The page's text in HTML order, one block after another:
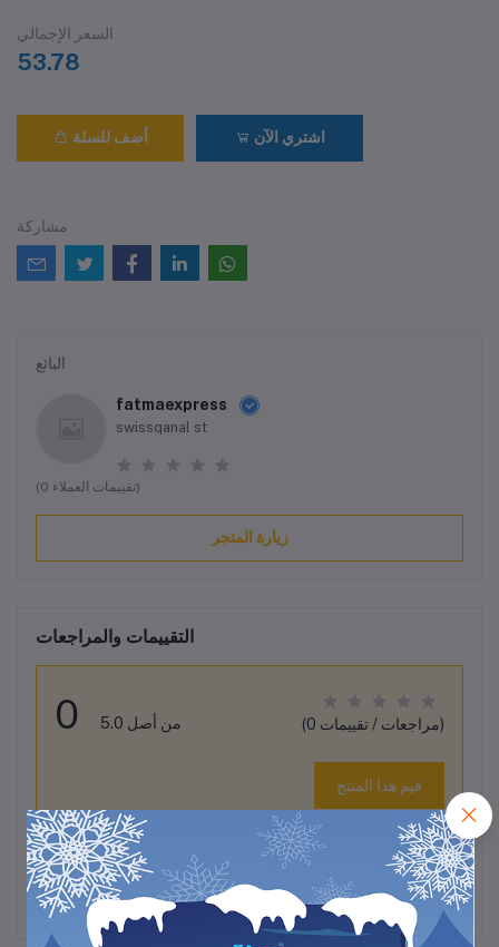
السعر الإجمالي
53.78
أضف للسلة اشتري الآن
مشاركة
البائع
fatmaexpress
swissqanal st
(0 تقييمات العملاء)
زيارة المتجر
التقييمات والمراجعات
0 من أصل 5.0 (0 مراجعات / تقييمات)
قيم هذا المنتج
لم تكن هناك تقييمات لهذا المنتج حتى الآن.